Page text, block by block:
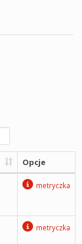
Opcje
metryczka
metryczka